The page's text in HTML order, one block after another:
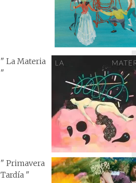
" La Materia
"
" Primavera
Tardía "